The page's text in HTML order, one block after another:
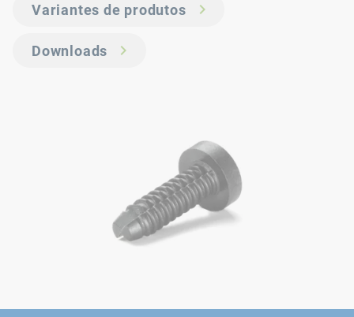
Variantes de produtos
Downloads